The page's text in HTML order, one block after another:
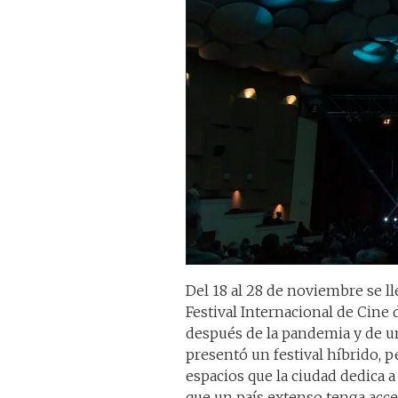
Del 18 al 28 de noviembre se
Festival Internacional de Cine
después de la pandemia y de
presentó un festival híbrido,
espacios que la ciudad dedica